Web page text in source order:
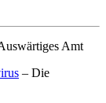
Amt
– Die